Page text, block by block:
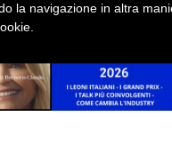
la navigazione in altra